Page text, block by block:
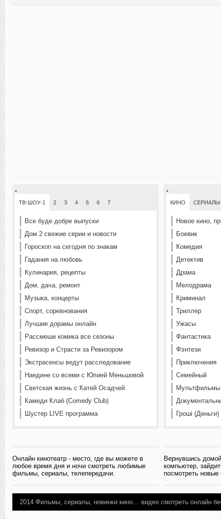
-
ТВ-ШОУ-1 2 3 4 5 6 7
Все буде добре выпуски
Дом 2 свежие серии и новости
Гороскоп на сегодня по знакам
Гадания на любовь
Кулинария, рецепты
Дом, дача, ремонт
Музыка, концерты
Спорт, соревнования
Лучшие дорамы онлайн
Рассмеши комика все сезоны
Ревизор и Страсти за Ревизором
Экстрасенсы ведут расследование
Наедине со всеми с Юлией Меньшовой
Светская жизнь с Катей Осадчей
Камеди Клаб (Comedy Club)
Шустер LIVE программа
Онлайн кинотеатр - место, где вы можете в
любое время дня и ночи смотреть любимые
фильмы, сериалы, телепередачи.
-
КИНО
Новое кино,
Боевик
Комедия
Детектив
Драма
Мелодрама
Криминал
Триллер
Ужасы
Фантастика
Фэнтези
Приключения
Семейный
Мультфильмы
Гроші
Вернувшись
компьютер,
посмотреть
2014 Фильмы, сериалы, новинки кино… видео смотреть онлайн